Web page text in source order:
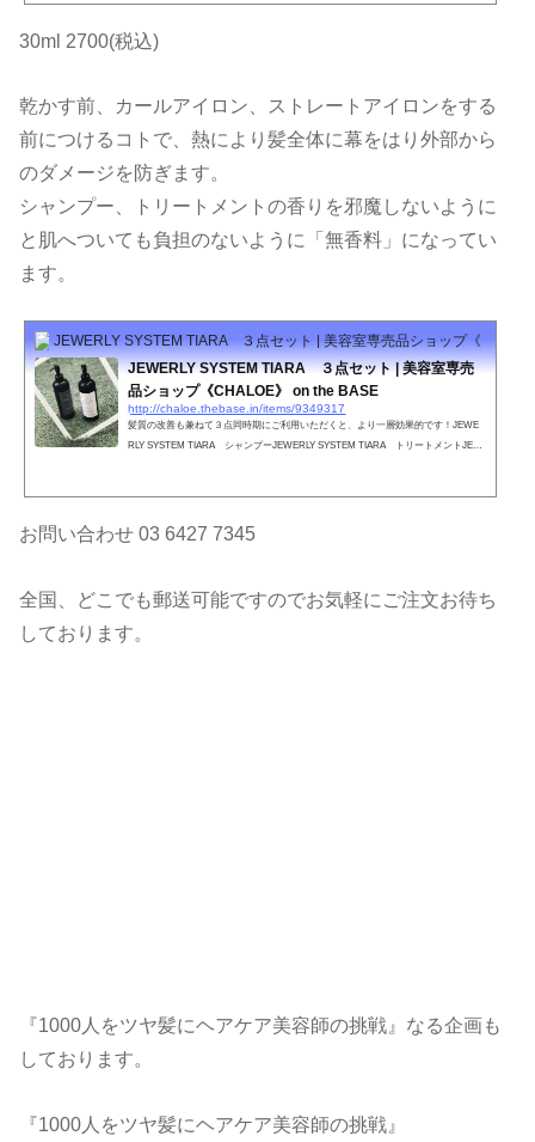
極端な高音や低温を避け、乳幼児の手の届かない所に保管してください。●天然成
分配合のため、保存状態により香調の変化、変色、濁り又は固形物...
30ml 2700(税込)
乾かす前、カールアイロン、ストレートアイロンをする
前につけるコトで、熱により髪全体に幕をはり外部から
のダメージを防ぎます。
シャンプー、トリートメントの香りを邪魔しないように
と肌へついても負担のないように「無香料」になってい
ます。
JEWERLY SYSTEM TIARA ３点セット | 美容室専売品ショップ《
JEWERLY SYSTEM TIARA ３点セット | 美容室専売
品ショップ《CHALOE》 on the BASE
http://chaloe.thebase.in/items/9349317
髪質の改善も兼ねて３点同時期にご利用いただくと、より一層効果的です！JEWE
RLY SYSTEM TIARA シャンプーJEWERLY SYSTEM TIARA トリートメントJEW
お問い合わせ 03 6427 7345
全国、どこでも郵送可能ですのでお気軽にご注文お待ち
しております。
『1000人をツヤ髪にヘアケア美容師の挑戦』なる企画も
しております。
『1000人をツヤ髪にヘアケア美容師の挑戦』